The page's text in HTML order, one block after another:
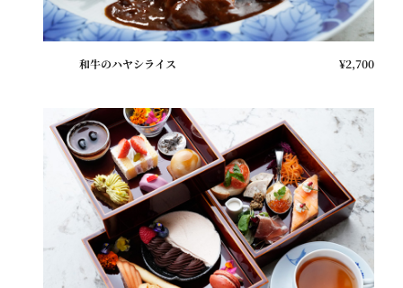
和牛のハヤシライス ¥2,700